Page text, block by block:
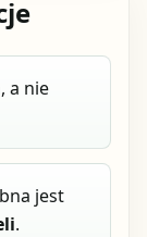
, a nie
jest
.